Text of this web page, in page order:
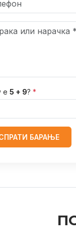
е 5 + 9? *
БАРАЊЕ